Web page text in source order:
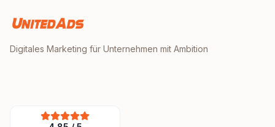
Digitales Marketing für Unternehmen mit Ambition